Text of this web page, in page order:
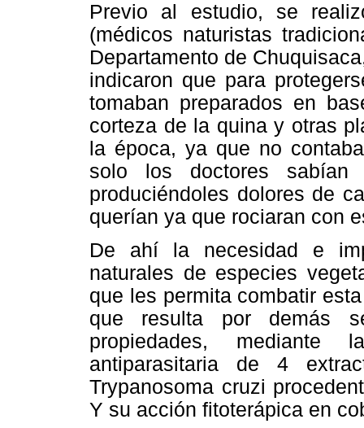
Previo al estudio, se
(médicos naturistas
Departamento de
indicaron que para
tomaban preparados en
corteza de la quina y otras
la época, ya que no
solo los doctores
produciéndoles dolores de
querían ya que rociaran con
De ahí la necesidad e
naturales de especies
que les permita combatir
que resulta por demás
propiedades,
antiparasitaria de 4
Trypanosoma cruzi
Y su acción fitoterápica en